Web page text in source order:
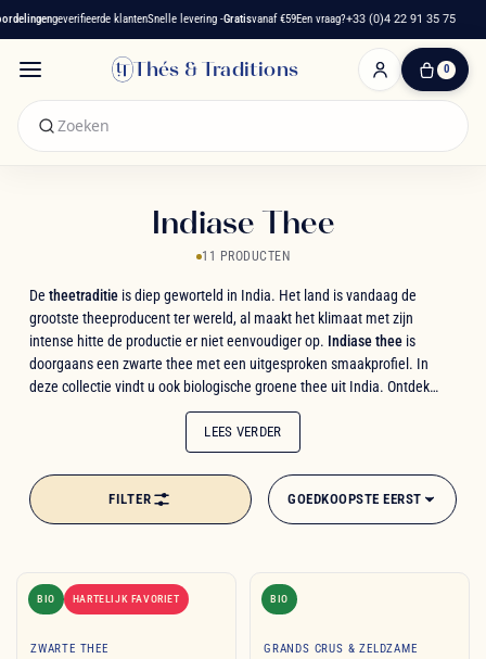
geverifieerde klantenSnelle levering -Gratisvanaf €59Een vraag?+33 (0)4 22 91 35 75
Thés & Traditions 0
0
Indiase Thee
11 PRODUCTEN
De theetraditieis diep geworteld in India. Het land is vandaag de
grootste theeproducent ter wereld, al maakt het klimaat met zijn
intense hitte de productie er niet eenvoudiger op. Indiase theeis
doorgaans een zwarte thee met een uitgesproken smaakprofiel. In
deze collectie vindt u ook biologische groene thee uit India. Ontdek
onze selectie Assam- en Darjeeling-theeën en laat u meevoeren naar
LEES VERDER
FILTER GOEDKOOPSTE EERST
BIO HARTELIJK FAVORIET
ZWARTE THEE
BIO
GRANDS CRUS & ZELDZAME